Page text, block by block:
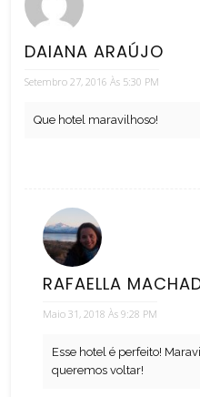
DAIANA ARAÚJO
Setembro 27, 2016 Às 5:30 PM
Que hotel maravilhoso!
RAFAELLA
Maio 31, 2018 Às 9:28 PM
Esse hotel é perfeito!
queremos voltar!